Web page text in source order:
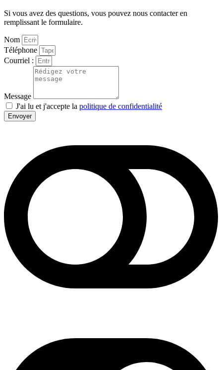
Si vous avez des questions, vous pouvez nous contacter en
remplissant le formulaire.
Nom
Téléphone
Courriel :
Message
J'ai lu et j'accepte la politique de confidentialité
Envoyer